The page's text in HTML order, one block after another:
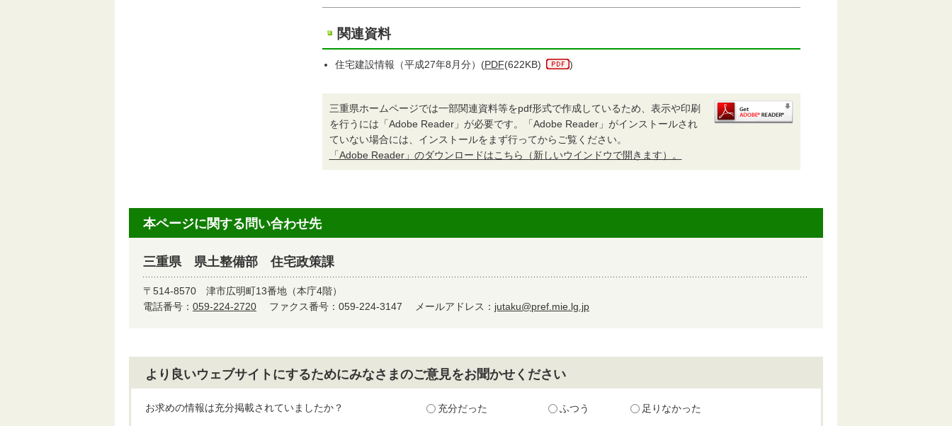
関連資料
住宅建設情報（平成27年8月分）(PDF(622KB) )
三重県ホームページでは一部関連資料等をpdf形式で作成しているため、表示や印刷
を行うには「Adobe Reader」が必要です。「Adobe Reader」がインストールされ
ていない場合には、インストールをまず行ってからご覧ください。
「Adobe Reader」のダウンロードはこちら（新しいウインドウで開きます）。
本ページに関する問い合わせ先
三重県 県土整備部 住宅政策課
〒514-8570 津市広明町13番地（本庁4階）
電話番号： 059-224-2720 ファクス番号：059-224-3147 メールアドレス： jutaku@pref.mie.lg.jp
より良いウェブサイトにするためにみなさまのご意見をお聞かせください
お求めの情報は充分掲載されていましたか？ 充分だった ふつう 足りなかった